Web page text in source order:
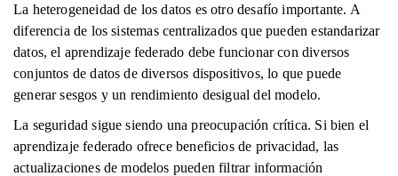
La heterogeneidad de los datos es otro desafío importante. A
diferencia de los sistemas centralizados que pueden estandarizar
datos, el aprendizaje federado debe funcionar con diversos
conjuntos de datos de diversos dispositivos, lo que puede
generar sesgos y un rendimiento desigual del modelo.
La seguridad sigue siendo una preocupación crítica. Si bien el
aprendizaje federado ofrece beneficios de privacidad, las
actualizaciones de modelos pueden filtrar información